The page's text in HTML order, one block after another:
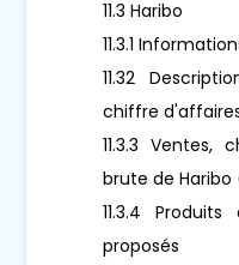
11.3 Haribo
11.3.1
11.32
chiffre
11.3.3
brute de Haribo
11.3.4
proposés